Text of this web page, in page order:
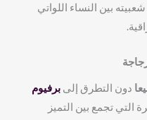
بين النساء اللواتي
دون التطرق إلىبرفيوم
التي تجمع بين التميز